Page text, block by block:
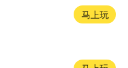
马上玩